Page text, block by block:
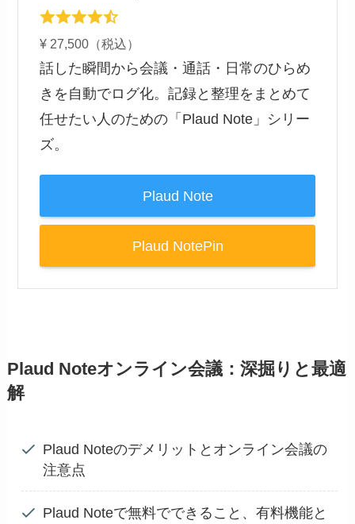
¥ 27,500（税込）
話した瞬間から会議・通話・日常のひらめ
きを自動でログ化。記録と整理をまとめて
任せたい人のための「Plaud Note」シリー
ズ。
Plaud Note
Plaud NotePin
Plaud Noteオンライン会議：深掘りと最適
解
Plaud Noteのデメリットとオンライン会議の
注意点
Plaud Noteで無料でできること、有料機能と